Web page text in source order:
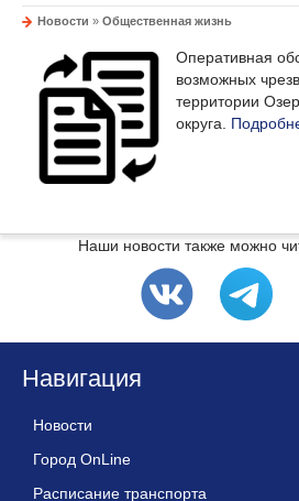
Новости » Общественная жизнь
Оперативная
возможных
территории
округа.
Наши новости также можно
Навигация
Новости
Город OnLine
Расписание транспорта